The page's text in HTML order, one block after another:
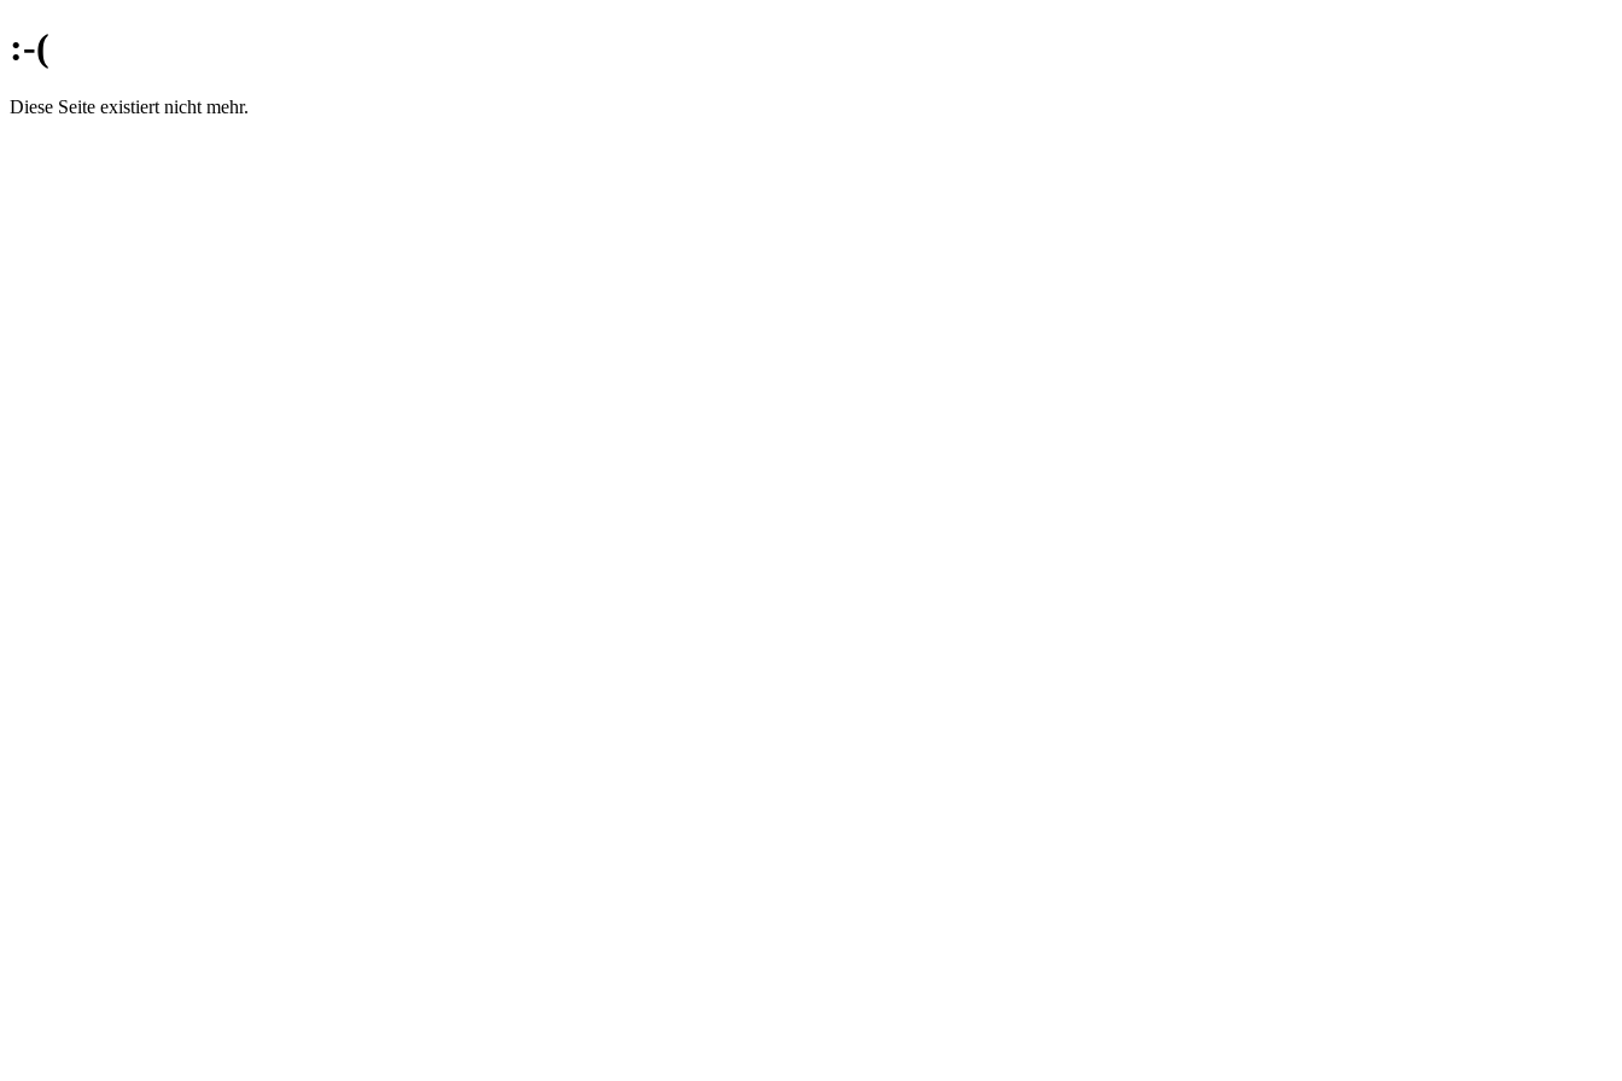
:-(
Diese Seite existiert nicht mehr.